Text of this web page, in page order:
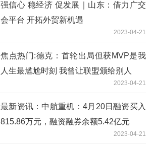
强信心 稳经济 促发展｜山东：借力广交
会平台 开拓外贸新机遇
2023-04-21
焦点热门:德克：首轮出局但获MVP是我
人生最尴尬时刻 我曾让联盟颁给别人
2023-04-21
最新资讯：中航重机：4月20日融资买入
815.86万元，融资融券余额5.42亿元
2023-04-21